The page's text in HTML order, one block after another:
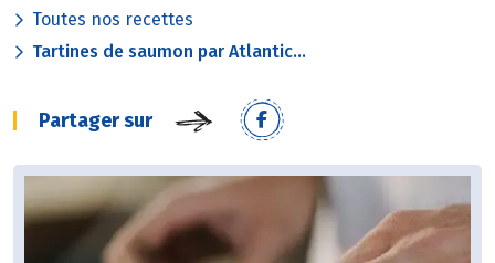
Toutes nos recettes
Tartines de saumon par Atlantic...
Partager sur